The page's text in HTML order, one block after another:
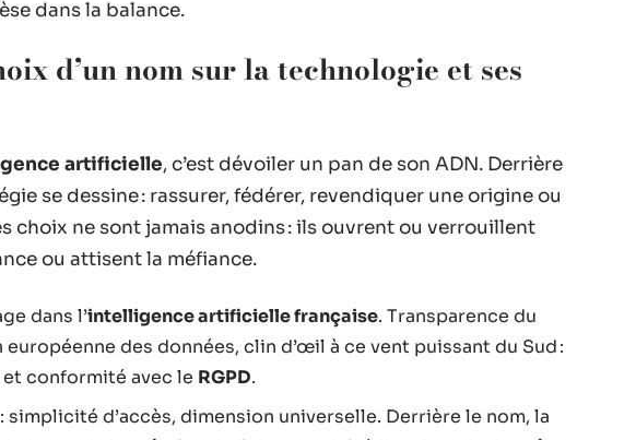
dans la balance.
d’un nom sur la technologie et ses
artificielle, c’est dévoiler un pan de son ADN. Derrière
se dessine : rassurer, fédérer, revendiquer une origine ou
choix ne sont jamais anodins : ils ouvrent ou verrouillent
ou attisent la méfiance.
dans l’intelligence artificielle française. Transparence du
européenne des données, clin d’œil à ce vent puissant du Sud :
conformité avec le RGPD.
simplicité d’accès, dimension universelle. Derrière le nom, la